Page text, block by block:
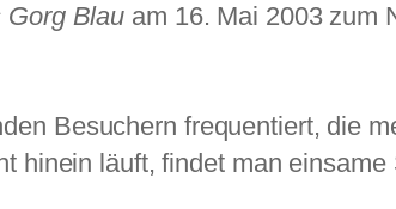
Gorg Blau am 16. Mai 2003 zum
Besuchern frequentiert, die
hinein läuft, findet man